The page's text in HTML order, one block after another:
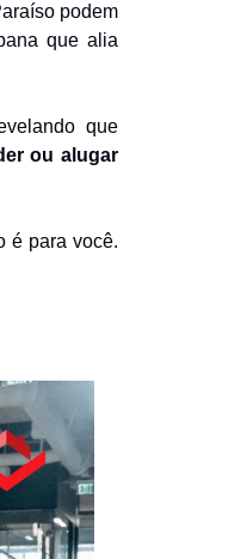
podem
que alia
que
ou alugar
é para você.